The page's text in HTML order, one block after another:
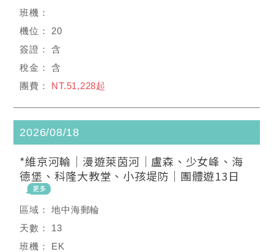
20
含
含
NT.51,228起
2026/08/18
*維京河輪｜漫遊萊茵河｜盧森、少女峰、海
德堡、科隆大教堂、小孩堤防｜團體遊13日
地中海郵輪
13
EK